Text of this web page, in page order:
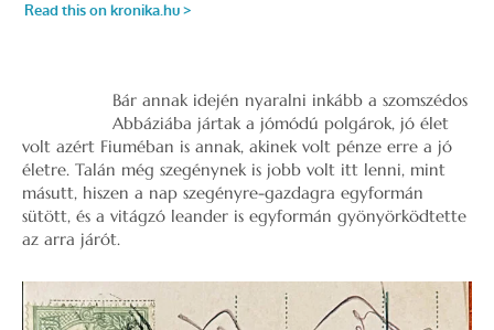
Bár annak idején nyaralni inkább a szomszédos
Abbáziába jártak a jómódú polgárok, jó élet
volt azért Fiuméban is annak, akinek volt pénze erre a jó
életre. Talán még szegénynek is jobb volt itt lenni, mint
másutt, hiszen a nap szegényre-gazdagra egyformán
sütött, és a vitágzó leander is egyformán gyönyörködtette
az arra járót.